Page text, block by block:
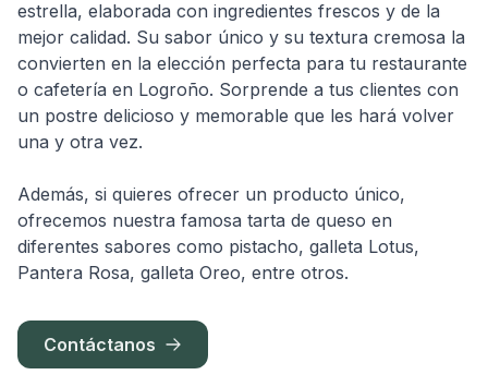
estrella, elaborada con ingredientes frescos y de la
mejor calidad. Su sabor único y su textura cremosa la
convierten en la elección perfecta para tu restaurante
o cafetería en Logroño. Sorprende a tus clientes con
un postre delicioso y memorable que les hará volver
una y otra vez.
Además, si quieres ofrecer un producto único,
ofrecemos nuestra famosa tarta de queso en
diferentes sabores como pistacho, galleta Lotus,
Pantera Rosa, galleta Oreo, entre otros.
Contáctanos